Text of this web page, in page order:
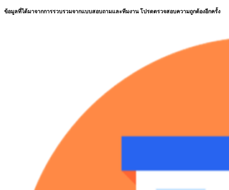
ข้อมูลที่ได้มาจากการรวบรวมจากแบบสอบถามและทีมงาน โปรดตรวจสอบความถูกต้องอีกครั้ง